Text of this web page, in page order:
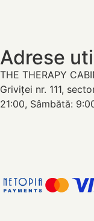
Adrese
THE THERAPY
Griviței nr. 111,
21:00, Sâmbătă: